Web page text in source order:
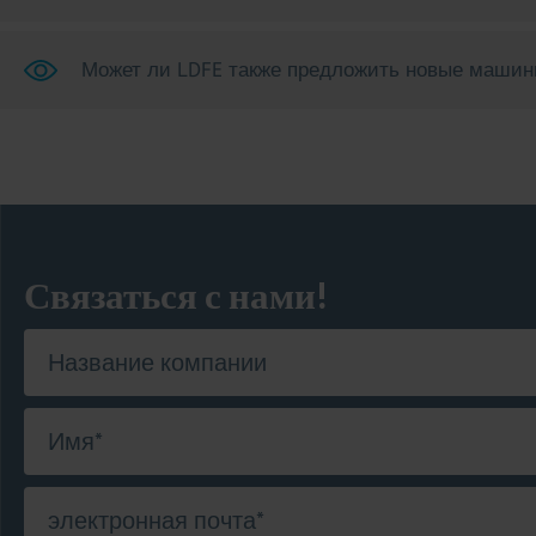
Может ли LDFE также предложить новые
Связаться с нами!
Название компании
Имя*
электронная почта*